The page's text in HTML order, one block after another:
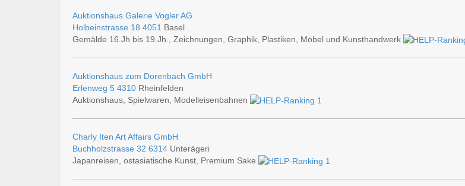
Auktionshaus Galerie Vogler AG
Holbeinstrasse 18 4051 Basel
Gemälde 16.Jh bis 19.Jh., Zeichnungen, Graphik, Plastiken, Möbel und Kunsthandwerk
Auktionshaus zum Dorenbach GmbH
Erlenweg 5 4310 Rheinfelden
Auktionshaus, Spielwaren, Modelleisenbahnen
Charly Iten Art Affairs GmbH
Buchholzstrasse 32 6314 Unterägeri
Japanreisen, ostasiatische Kunst, Premium Sake